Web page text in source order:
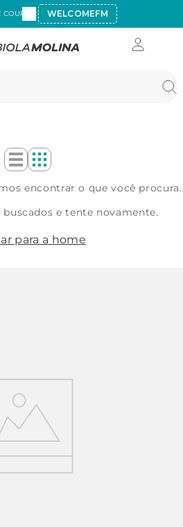
COUPON: WELCOMEFM
encontrar o que você procura.
e tente novamente.
para a home